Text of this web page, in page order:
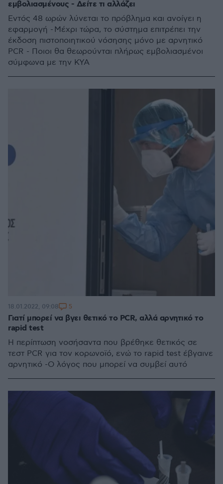
εμβολιασμένους - Δείτε τι αλλάζει
Εντός 48 ωρών λύνεται το πρόβλημα και ανοίγει η
εφαρμογή - Μέχρι τώρα, το σύστημα επιτρέπει την
έκδοση πιστοποιητικού νόσησης μόνο με αρνητικό
PCR - Ποιοι θα θεωρούνται πλήρως εμβολιασμένοι
σύμφωνα με την ΚΥΑ
Γιατί μπορεί να βγει θετικό το PCR, αλλά αρνητικό το
rapid test
Η περίπτωση νοσήσαντα που βρέθηκε θετικός σε
τεστ PCR για τον κορωνοϊό, ενώ το rapid test έβγαινε
αρνητικό -Ο λόγος που μπορεί να συμβεί αυτό
18.01.2022, 09:08 5